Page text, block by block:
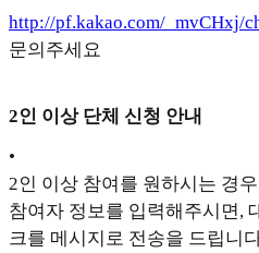
http://pf.kakao.com/_mvCHxj/
문의주세요
2인 이상 단체 신청 안내
•
2인 이상 참여를 원하시는 경
참여자 정보를 입력해주시면,
크를 메시지로 전송을 드립니